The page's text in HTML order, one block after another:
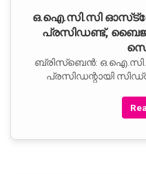
ഒ.ഐ.സി.സി
പ്രസിഡണ്ട്, ബൈജു
ബ്രിസ്‌ബെന്‍:
പ്രസിഡന്റായി